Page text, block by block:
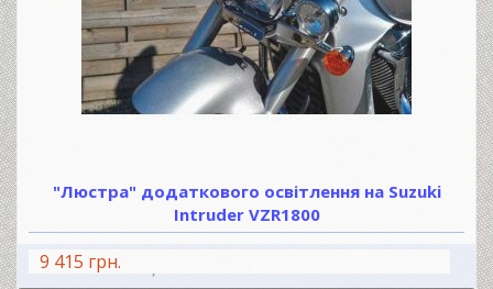
"Люстра" додаткового освітлення на Suzuki
Intruder VZR1800
9 415 грн.